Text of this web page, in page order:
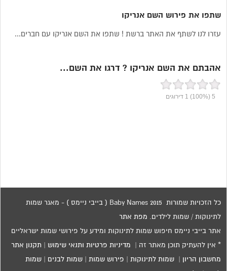
שתפו את פירוש השם אנריקו
עזרו לנו לשתף את האתר ברשת ! שתפו את השם אנריקו עם חברים...
אהבתם את השם אנריקו ? דרגו את השם...
5
(100%)
1 דירוגים
כל הזכויות שמורות 2015 Baby Names ( בייבי ניימס ) - מאגר שמות
לתינוקות / שמות לילדים. מפת אתר
אתר בייבי ניימס חיפוש שמות לתינוקות ומידע על פירושי שמות ישראליים
* אין להעתיק תוכן מאתר זה | מדיניות פרטיות ותנאי שימוש תקנון אתר
מחשבון הריון |שמות לתינוקות פירוש שמות |שמות לבנים |שמות